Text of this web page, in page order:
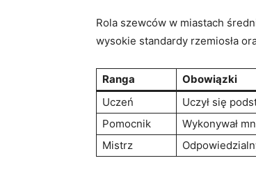
Rola szewców‍ w miastach
wysokie standardy rzemiosła
Ranga
Obowiązki
Uczeń
Uczył ⁢się
Pomocnik
Wykonywał⁢
Mistrz